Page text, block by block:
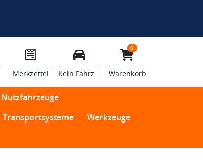
Merkzettel Kein Fahrzeug
0
Warenkorb
Nutzfahrzeuge
Transportsysteme
Werkzeuge